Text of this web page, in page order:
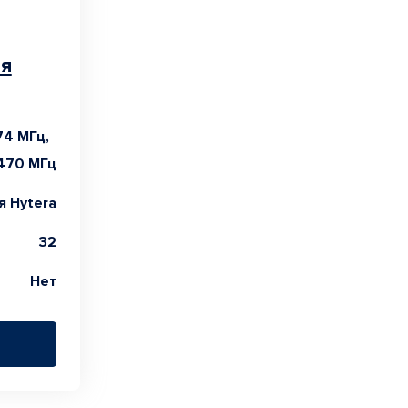
МГц,
МГц
Hytera
32
Нет